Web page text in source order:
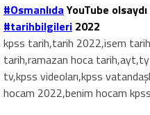
#OsmanlıdaYouTube
#tarihbilgileri 2022
kpss tarih,tarih 2022,isem
tarih,ramazan hoca
tv,kpss videoları,kpss
hocam 2022,benim hocam kpss